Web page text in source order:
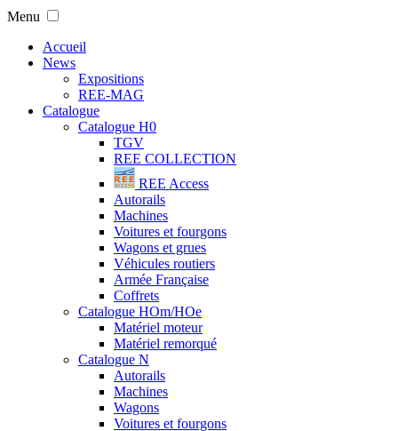
Menu
Accueil
News
Expositions
REE-MAG
Catalogue
Catalogue H0
TGV
REE COLLECTION
REE Access
Autorails
Machines
Voitures et fourgons
Wagons et grues
Véhicules routiers
Armée Française
Coffrets
Catalogue HOm/HOe
Matériel moteur
Matériel remorqué
Catalogue N
Autorails
Machines
Wagons
Voitures et fourgons